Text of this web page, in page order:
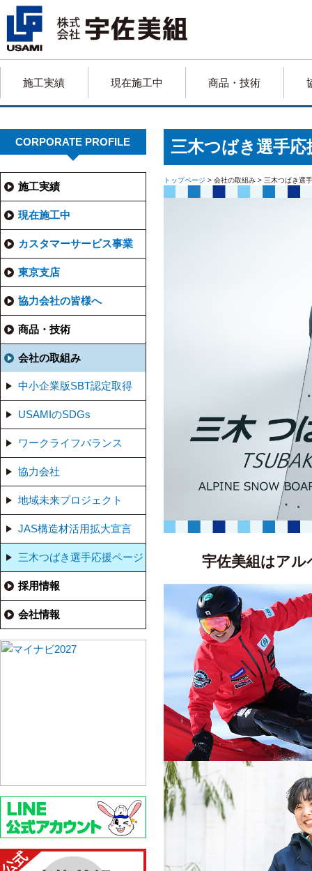
施工実績 現在施工中 商品・技術
CORPORATE PROFILE
施工実績
現在施工中
カスタマーサービス事業
東京支店
協力会社の皆様へ
商品・技術
会社の取組み
中小企業版SBT認定取得
USAMIのSDGs
ワークライフバランス
協力会社
地域未来プロジェクト
JAS構造材活用拡大宣言
三木つばき選手応援ページ
採用情報
会社情報
三木つばき選手応
トップページ > 会社の取組み > 三木つばき選
宇佐美組はア